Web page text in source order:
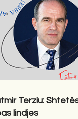
Terziu:
lindjes